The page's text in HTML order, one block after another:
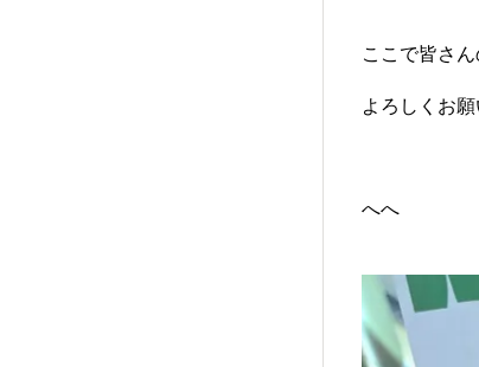
ここで皆さ
よろしくお願
へへ